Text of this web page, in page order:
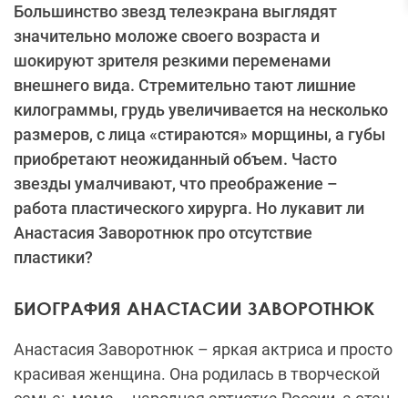
Большинство звезд телеэкрана выглядят
значительно моложе своего возраста и
шокируют зрителя резкими переменами
внешнего вида. Стремительно тают лишние
килограммы, грудь увеличивается на несколько
размеров, с лица «стираются» морщины, а губы
приобретают неожиданный объем. Часто
звезды умалчивают, что преображение –
работа пластического хирурга. Но лукавит ли
Анастасия Заворотнюк про отсутствие
пластики?
БИОГРАФИЯ АНАСТАСИИ ЗАВОРОТНЮК
Анастасия Заворотнюк – яркая актриса и просто
красивая женщина. Она родилась в творческой